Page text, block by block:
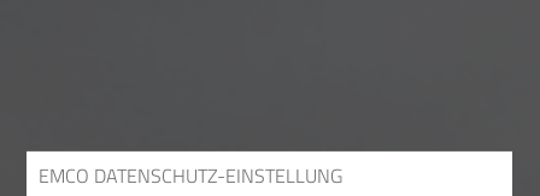
EMCO DATENSCHUTZ-EINSTELLUNG